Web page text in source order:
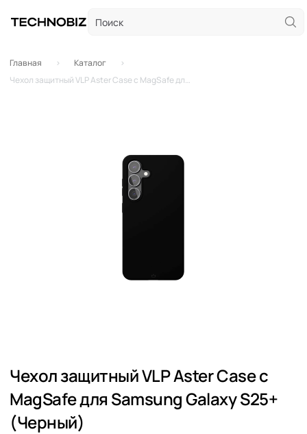
Главная
Каталог
Чехол защитный VLP Aster Case с MagSafe для Samsung Galaxy S25+ (Черный)
Чехол защитный VLP Aster Case с
MagSafe для Samsung Galaxy S25+
(Черный)